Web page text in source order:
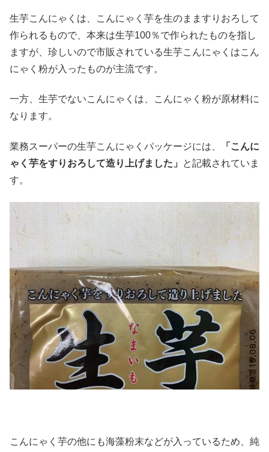
生芋こんにゃくは、こんにゃく芋を生のまますりおろして
作られるもので、本来は生芋100％で作られたものを指し
ますが、珍しいので市販されている生芋こんにゃくはこん
にゃく粉が入ったものが主流です。
一方、生芋でないこんにゃくは、こんにゃく粉が原材料に
なります。
業務スーパーの生芋こんにゃくパッケージには、
「こんに
ゃく芋をすりおろして造り上げました」
と記載されていま
す。
こんにゃく芋の他にも海藻粉末などが入っているため、純